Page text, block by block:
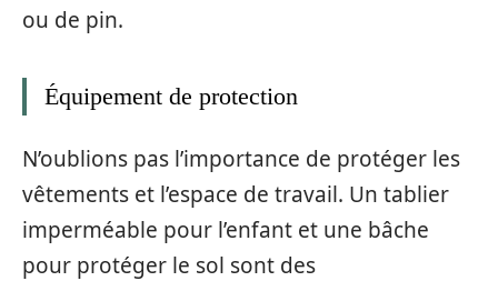
ou de pin.
Équipement de protection
N’oublions pas l’importance de protéger les
vêtements et l’espace de travail. Un tablier
imperméable pour l’enfant et une bâche
pour protéger le sol sont des